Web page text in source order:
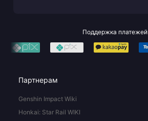
Поддержка платежей
Партнерам
Genshin Impact Wiki
Honkai: Star Rail WIKI